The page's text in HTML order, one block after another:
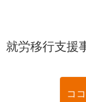
就労移行支援
コ